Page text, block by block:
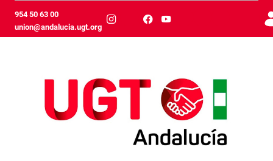
Zum Hauptinhalt springen
954 50 63 00
union@andalucia.ugt.org